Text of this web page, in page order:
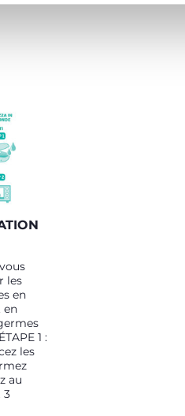
les
en
en
1 :
les
au
3